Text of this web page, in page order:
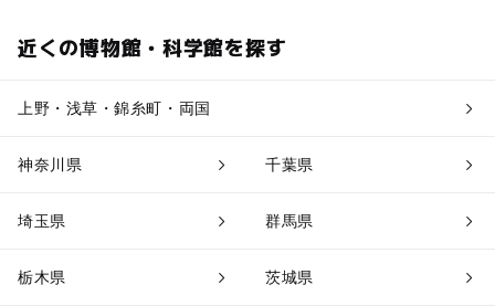
近くの博物館・科学館を探す
上野・浅草・錦糸町・両国
神奈川県 千葉県
埼玉県 群馬県
栃木県 茨城県